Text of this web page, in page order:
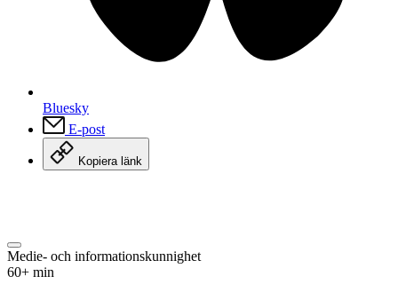
Bluesky
E-post
Kopiera länk
Medie- och informationskunnighet
60+ min